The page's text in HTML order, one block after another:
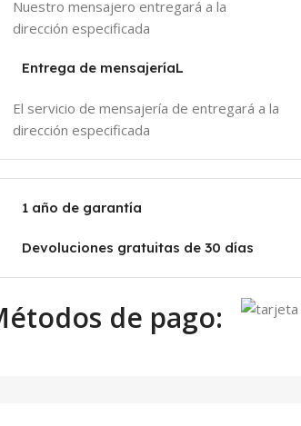
Nuestro mensajero entregará a la
dirección especificada
Entrega de mensajeríaL
El servicio de mensajería de entregará a la
dirección especificada
1 año de garantía
Devoluciones gratuitas de 30 días
de pago: